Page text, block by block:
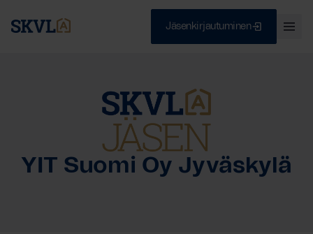
Jäsenkirjautuminen
YIT Suomi Oy Jyväskylä